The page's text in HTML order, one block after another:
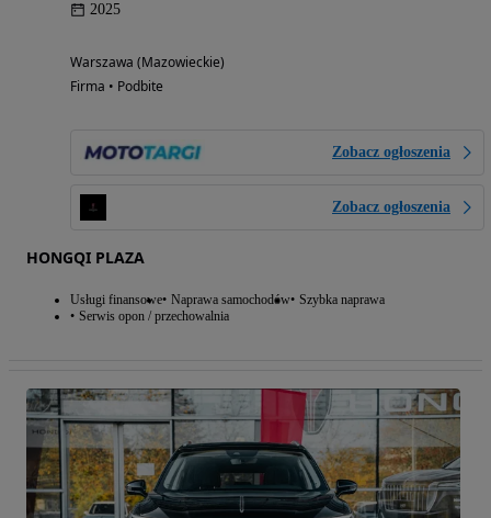
2025
Warszawa (Mazowieckie)
Firma • Podbite
Zobacz ogłoszenia
Zobacz ogłoszenia
HONGQI PLAZA
Usługi finansowe Naprawa samochodów Szybka naprawa
Serwis opon / przechowalnia